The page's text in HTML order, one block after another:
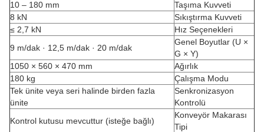
10 – 180 mm
Taşıma Kuvveti
8 kN
Sıkıştırma Kuvveti
≤ 2,7 kN
Hız Seçenekleri
9 m/dak · 12,5 m/dak · 20 m/dak
Genel Boyutlar (U ×
G × Y)
1050 × 560 × 470 mm
Ağırlık
180 kg
Çalışma Modu
Tek ünite veya seri halinde birden fazla
ünite
Senkronizasyon
Kontrolü
Kontrol kutusu mevcuttur (isteğe bağlı)
Konveyör Makarası
Tipi